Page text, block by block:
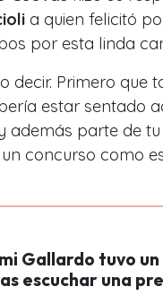
a quien felicitó
por esta linda
decir. Primero que
estar sentado
además parte de
concurso como
Gallardo tuvo
escuchar una